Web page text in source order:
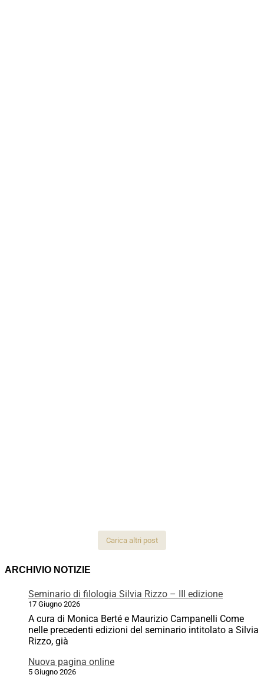
Carica altri post
ARCHIVIO NOTIZIE
Seminario di filologia Silvia Rizzo – III edizione
17 Giugno 2026
A cura di Monica Berté e Maurizio Campanelli Come
nelle precedenti edizioni del seminario intitolato a Silvia
Rizzo, già
Nuova pagina online
5 Giugno 2026